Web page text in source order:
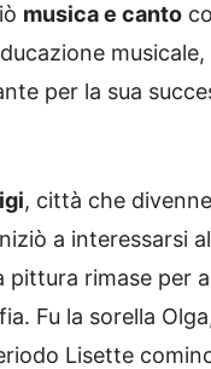
musica e canto
musicale,
per la sua
, città che
a interessarsi
pittura rimase per
Fu la sorella
Lisette